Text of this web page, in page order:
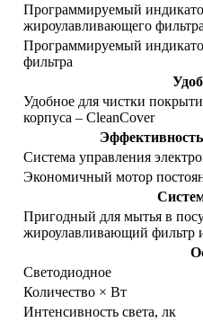
Программируемый
жироулавливающего фильтра
Программируемый
фильтра
Удобное для чистки
корпуса – CleanCover
Система управления
Экономичный мотор
Пригодный для мытья в
жироулавливающий фильтр
Светодиодное
Количество × Вт
Интенсивность света, лк